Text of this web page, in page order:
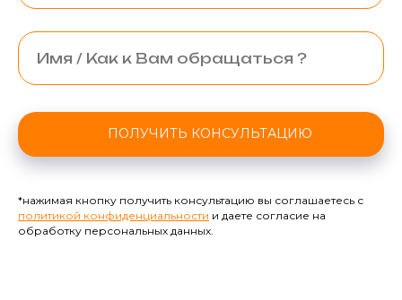
ПОЛУЧИТЬ КОНСУЛЬТАЦИЮ
*нажимая кнопку получить консультацию вы соглашаетесь с
политикой конфиденциальности и даете согласие на
обработку персональных данных.